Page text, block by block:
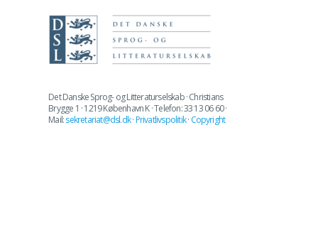
Det Danske Sprog- og Litteraturselskab · Christians
Brygge 1 · 1219 København K · Telefon: 33 13 06 60 ·
Mail:sekretariat@dsl.dk· Privatlivspolitik· Copyright